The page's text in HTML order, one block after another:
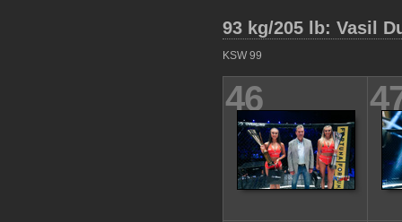
93 kg/205 lb: Vasil
KSW 99
46